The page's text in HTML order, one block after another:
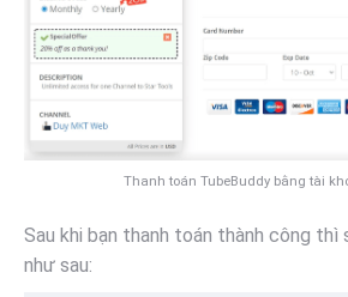
Thanh toán TubeBuddy bằng tài
Sau khi bạn thanh toán thành công thì
như sau: